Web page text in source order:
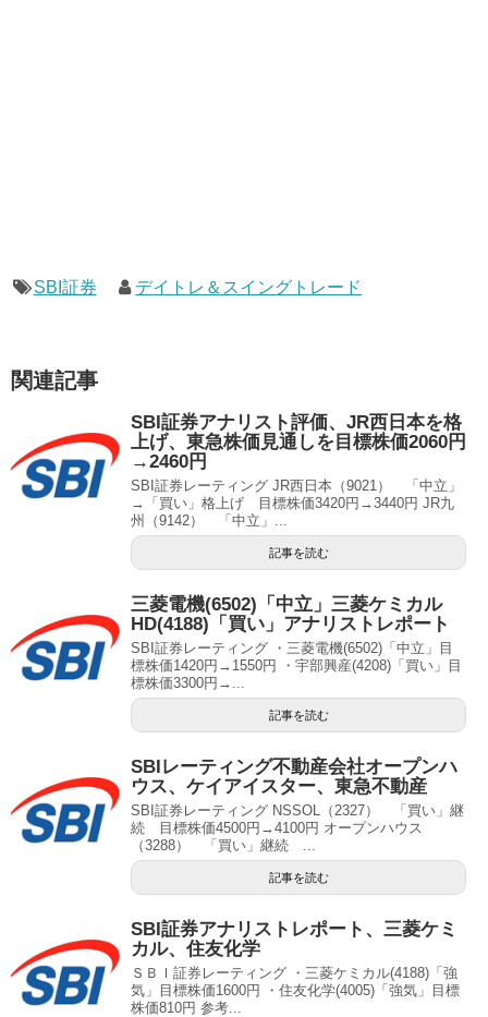
SBI証券 デイトレ＆スイングトレード
関連記事
SBI証券アナリスト評価、JR西日本を格
上げ、東急株価見通しを目標株価2060円
→2460円
SBI証券レーティング JR西日本（9021） 「中立」
→「買い」格上げ 目標株価3420円→3440円 JR九
州（9142） 「中立」...
記事を読む
三菱電機(6502)「中立」三菱ケミカル
HD(4188)「買い」アナリストレポート
SBI証券レーティング ・三菱電機(6502)「中立」目
標株価1420円→1550円 ・宇部興産(4208)「買い」目
標株価3300円→...
記事を読む
SBIレーティング不動産会社オープンハ
ウス、ケイアイスター、東急不動産
SBI証券レーティング NSSOL（2327） 「買い」継
続 目標株価4500円→4100円 オープンハウス
（3288） 「買い」継続 ...
記事を読む
SBI証券アナリストレポート、三菱ケミ
カル、住友化学
ＳＢＩ証券レーティング ・三菱ケミカル(4188)「強
気」目標株価1600円 ・住友化学(4005)「強気」目標
株価810円 参考...